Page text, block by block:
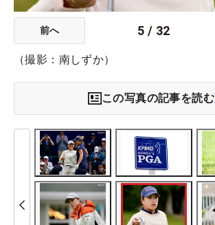
前へ 5 / 32
（撮影：南しずか）
この写真の記事を読む